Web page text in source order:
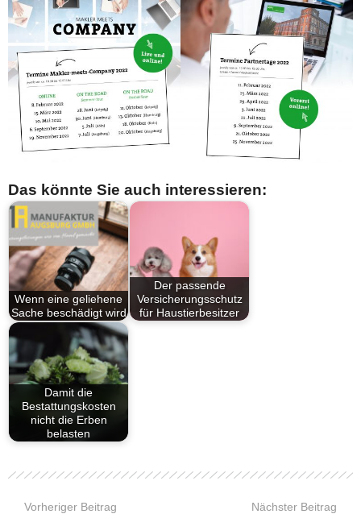
Das könnte Sie auch interessieren:
Wenn eine geliehene
Sache beschädigt wird
Der passende
Versicherungsschutz
für Haustierbesitzer
Damit die
Bestattungskosten
nicht die Erben
belasten
Vorheriger Beitrag Nächster Beitrag